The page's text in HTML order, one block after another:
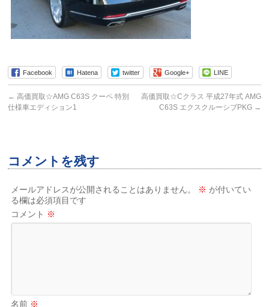
Facebook Hatena twitter Google+ LINE
← 高価買取☆AMG C63S クーペ 特別
仕様車エディション1
高価買取☆Cクラス 平成27年式 AMG
C63S エクスクルーシブPKG →
コメントを残す
メールアドレスが公開されることはありません。 ※ が付いてい
る欄は必須項目です
コメント ※
名前 ※